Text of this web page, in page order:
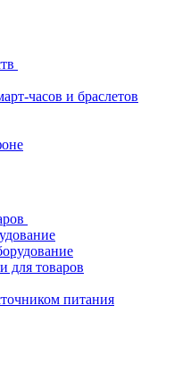
часов и браслетов
для товаров
питания